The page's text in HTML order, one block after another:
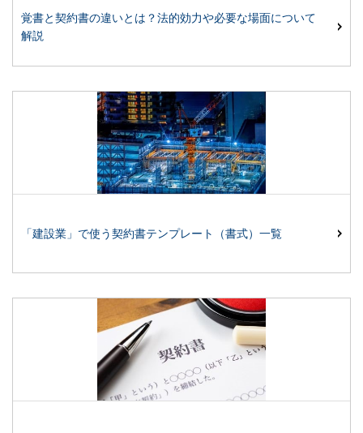
覚書と契約書の違いとは？法的効力や必要な場面について
解説
「建設業」で使う契約書テンプレート（書式）一覧